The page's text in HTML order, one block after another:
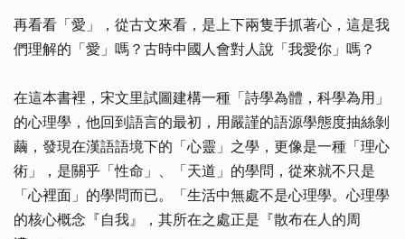
再看看「愛」，從古文來看，是上下兩隻手抓著心，這是我
們理解的「愛」嗎？古時中國人會對人說「我愛你」嗎？
在這本書裡，宋文里試圖建構一種「詩學為體，科學為用」
的心理學，他回到語言的最初，用嚴謹的語源學態度抽絲剝
繭，發現在漢語語境下的「心靈」之學，更像是一種「理心
術」，是關乎「性命」、「天道」的學問，從來就不只是
「心裡面」的學問而已。「生活中無處不是心理學。心理學
的核心概念『自我』，其所在之處正是『散布在人的周